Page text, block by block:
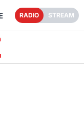
RADIO STREAM